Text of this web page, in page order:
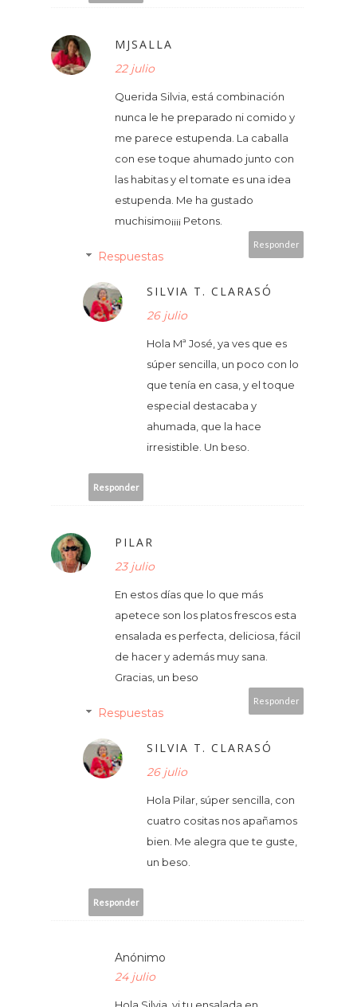
MJSALLA
22 julio
Querida Silvia, está combinación
nunca le he preparado ni comido y
me parece estupenda. La caballa
con ese toque ahumado junto con
las habitas y el tomate es una idea
estupenda. Me ha gustado
muchisimo¡¡¡¡ Petons.
Responder
Respuestas
SILVIA T. CLARASÓ
26 julio
Hola Mª José, ya ves que es
súper sencilla, un poco con lo
que tenía en casa, y el toque
especial destacaba y
ahumada, que la hace
irresistible. Un beso.
Responder
PILAR
23 julio
En estos días que lo que más
apetece son los platos frescos esta
ensalada es perfecta, deliciosa, fácil
de hacer y además muy sana.
Gracias, un beso
Responder
Respuestas
SILVIA T. CLARASÓ
26 julio
Hola Pilar, súper sencilla, con
cuatro cositas nos apañamos
bien. Me alegra que te guste,
un beso.
Responder
Anónimo
24 julio